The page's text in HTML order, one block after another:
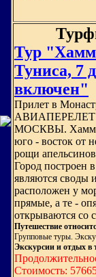
Тур
Туниса, 7
включен"
Прилет в
МОСКВЫ.
юго - восток от
рощи
Город построен
являются своды
расположен у
прямые, а те -
открываются со
Путешествие
Групповые туры.
Экскурсии и отдых в
Стоимость: